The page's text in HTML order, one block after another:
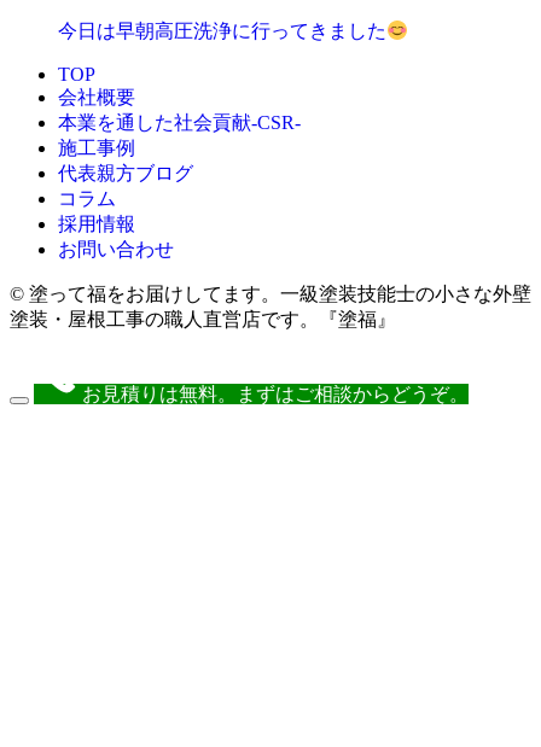
今日は早朝高圧洗浄に行ってきました
TOP
会社概要
本業を通した社会貢献-CSR-
施工事例
代表親方ブログ
コラム
採用情報
お問い合わせ
© 塗って福をお届けしてます。一級塗装技能士の小さな外壁
塗装・屋根工事の職人直営店です。『塗福』
お見積りは無料。まずはご相談からどうぞ。